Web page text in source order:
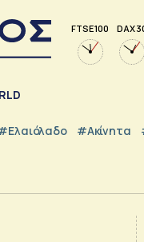
FTSE 100 DAX
#Ακίνητα